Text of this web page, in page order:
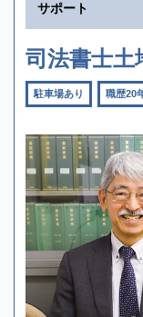
サポート
司法書士土
駐車場あり 職歴20